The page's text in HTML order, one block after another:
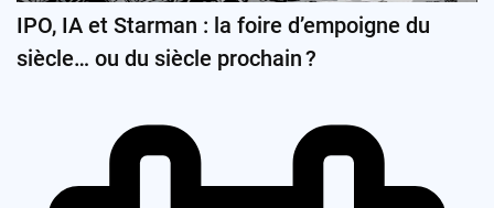
IPO, IA et Starman : la foire d’empoigne du
siècle… ou du siècle prochain ?